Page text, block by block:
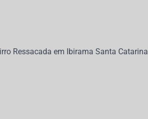
Ressacada em Ibirama Santa Catarina